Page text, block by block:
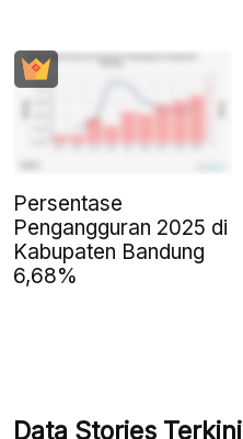
Persentase
Pengangguran 2025 di
Kabupaten Bandung
6,68%
Data Stories Terkini